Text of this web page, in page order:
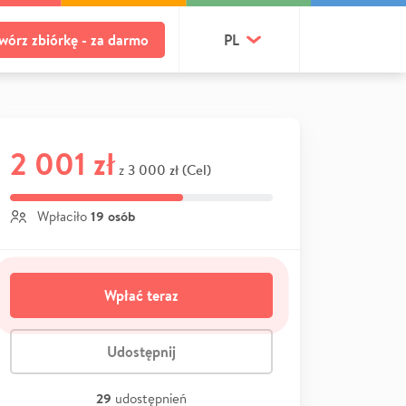
zbiórkę - za darmo PL
2 001 zł z 3 000 zł (Cel)
Wpłaciło 19 osób
Wpłać teraz
Udostępnij
29 udostępnień